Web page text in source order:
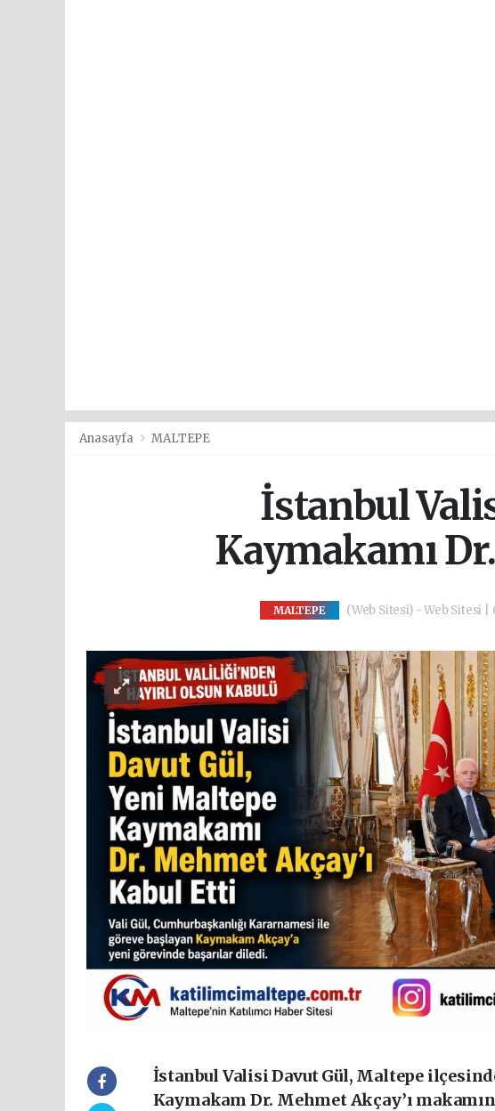
Anasayfa MALTEPE
İstanbul
Kaymakamı
MALTEPE (Web Sitesi) - Web Sitesi
İstanbul Valisi Davut Gül, Maltepe
Kaymakam Dr. Mehmet Akçay’ı